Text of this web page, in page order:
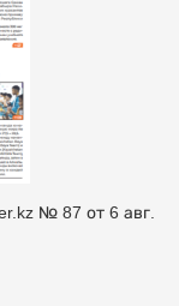
№ 87 от 6 авг.